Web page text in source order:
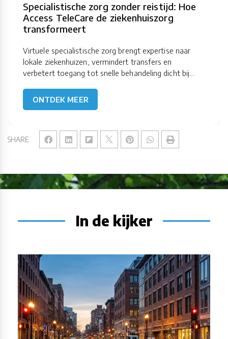
SHARE
Specialistische zorg zonder reistijd: Hoe
Access TeleCare de ziekenhuiszorg
transformeert
Virtuele specialistische zorg brengt expertise naar
lokale ziekenhuizen, vermindert transfers en
verbetert toegang tot snelle behandeling dicht bij...
ONTDEK MEER
In de kijker